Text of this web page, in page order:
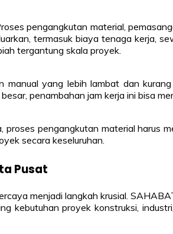
pengangkutan material,
termasuk biaya tenaga kerja,
tergantung skala proyek.
yang lebih lambat dan
penambahan jam kerja ini bisa
pengangkutan material harus
secara keseluruhan.
Pusat
menjadi langkah krusial.
kebutuhan proyek konstruksi,